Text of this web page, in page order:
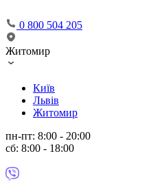
0 800 504 205
Житомир
Київ
Львів
Житомир
пн-пт: 8:00 - 20:00
сб: 8:00 - 18:00